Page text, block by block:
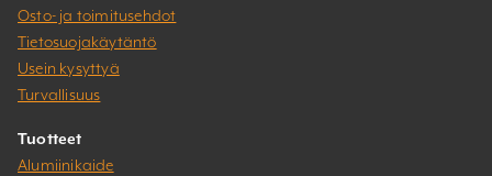
Osto- ja toimitusehdot
Tietosuojakäytäntö
Usein kysyttyä
Turvallisuus
Tuotteet
Alumiinikaide